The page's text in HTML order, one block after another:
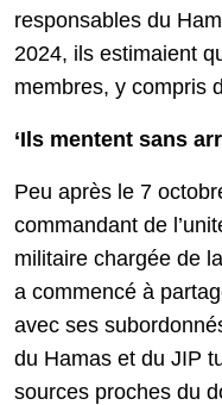
responsables du
2024, ils estimaient
membres, y compris
‘Ils mentent sans
Peu après le 7
commandant de
militaire chargée de
a commencé à
avec ses
du Hamas et du JIP
sources proches du